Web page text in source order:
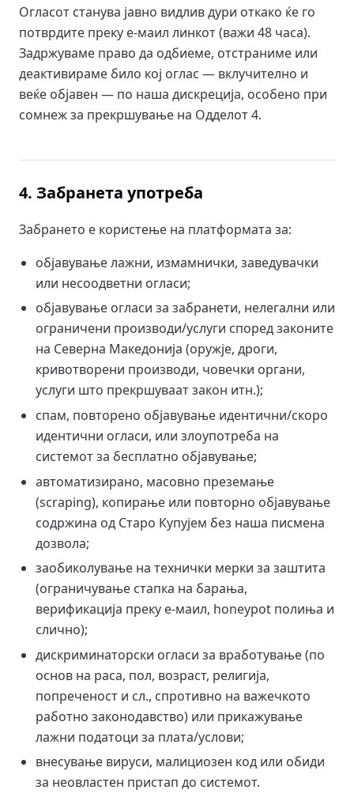
Огласот станува јавно видлив дури откако ќе го
потврдите преку е-маил линкот (важи 48 часа).
Задржуваме право да одбиеме, отстраниме или
деактивираме било кој оглас — вклучително и
веќе објавен — по наша дискреција, особено при
сомнеж за прекршување на Одделот 4.
4. Забранета употреба
Забрането е користење на платформата за:
објавување лажни, измамнички, заведувачки
или несоодветни огласи;
објавување огласи за забранети, нелегални или
ограничени производи/услуги според законите
на Северна Македонија (оружје, дроги,
кривотворени производи, човечки органи,
услуги што прекршуваат закон итн.);
спам, повторено објавување идентични/скоро
идентични огласи, или злоупотреба на
системот за бесплатно објавување;
автоматизирано, масовно преземање
(scraping), копирање или повторно објавување
содржина од Старо Купујем без наша писмена
дозвола;
заобиколување на технички мерки за заштита
(ограничување стапка на барања,
верификација преку е-маил, honeypot полиња и
слично);
дискриминаторски огласи за вработување (по
основ на раса, пол, возраст, религија,
попреченост и сл., спротивно на важечкото
работно законодавство) или прикажување
лажни податоци за плата/услови;
внесување вируси, малициозен код или обиди
за неовластен пристап до системот.